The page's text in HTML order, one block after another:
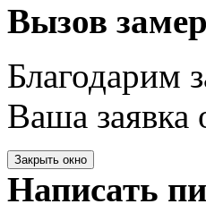
Вызов
Благодарим
Ваша заявка
Закрыть окно
Написать